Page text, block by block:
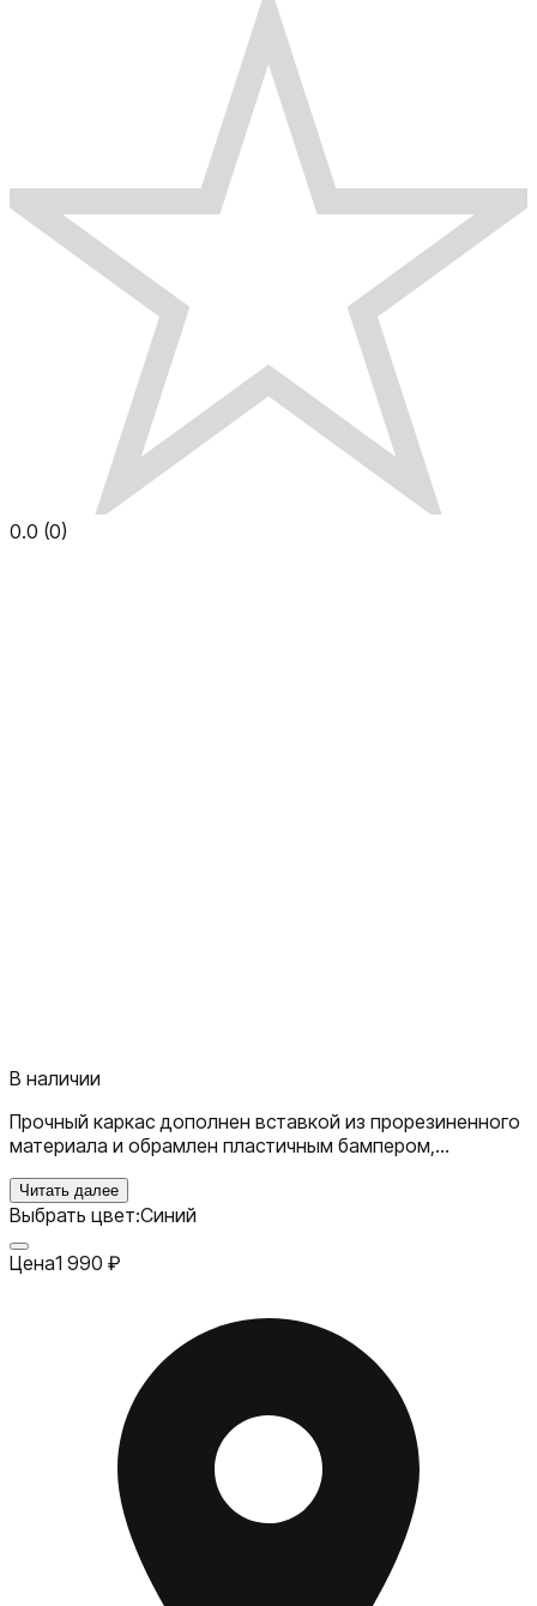
0.0 (0)
В наличии
Прочный каркас дополнен вставкой из прорезиненного
материала и обрамлен пластичным бампером,
корпусе смартфона, не разрушается со временем.
Эргономичная форма чехла сохраняет свободный
доступ к объективу камеры и элементам управления.
Аксессуар надежно защитит ваше устройство со всех
Читать далее
Выбрать цвет:Синий
Цена1 990 ₽